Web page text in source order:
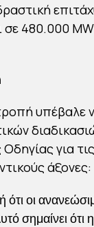
σε 480.000
υπέβαλε
για
άξονες:
ότι οι
σημαίνει